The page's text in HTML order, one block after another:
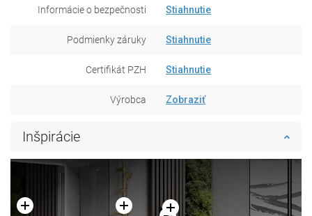
Informácie o bezpečnosti Stiahnutie
Podmienky záruky Stiahnutie
Certifikát PZH Stiahnutie
Výrobca Zobraziť
Inšpirácie